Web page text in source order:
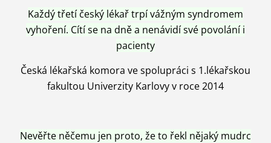
Každý třetí český lékař trpí vážným syndromem
vyhoření. Cítí se na dně a nenávidí své povolání i
pacienty
Česká lékařská komora ve spolupráci s 1.lékařskou
fakultou Univerzity Karlovy v roce 2014
Nevěřte něčemu jen proto, že to řekl nějaký mudrc